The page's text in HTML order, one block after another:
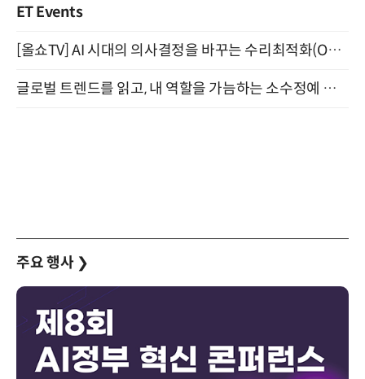
ET Events
[올쇼TV] AI 시대의 의사결정을 바꾸는 수리최적화(Optimization) 소개 (8/20 생방송)
글로벌 트렌드를 읽고, 내 역할을 가늠하는 소수정예 실습 워크숍 (8/28)
주요 행사 ❯